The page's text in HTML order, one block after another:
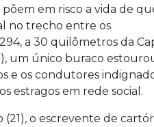
em risco a vida de
no trecho entre os
a 30 quilômetros da
um único buraco
e os condutores
estragos em rede social.
o escrevente de